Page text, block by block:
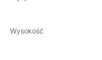
Wysokość